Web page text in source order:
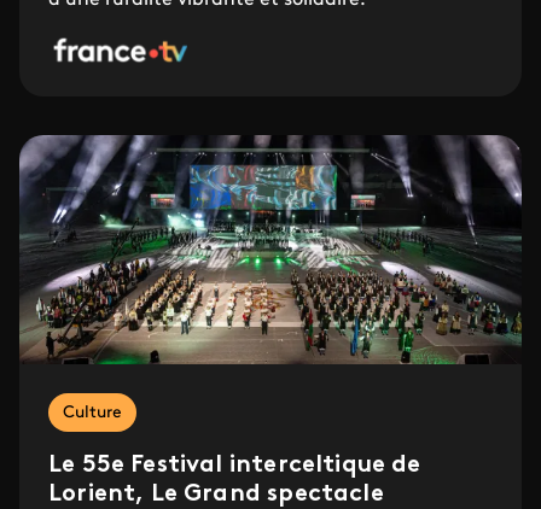
Culture
Le 55e Festival interceltique de
Lorient, Le Grand spectacle